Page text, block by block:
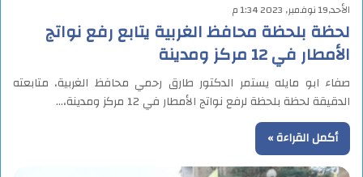
الأحد,19 نوفمبر, 2023 1:34 م
لحظة بلحظة محافظ الغربية يتابع رفع نواتج
الأمطار في 12 مركز ومدينة
صفاء ابو مايله يستمر الدكتور طارق رحمي محافظ الغربية، متابعته
الدقيقة لحظة بلحظة لرفع نواتج الأمطار في 12 مركز ومدينة،…
أكمل القراءة »